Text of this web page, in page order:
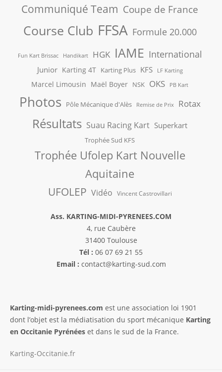
Communiqué Team Coupe de France
Course Club FFSA Formule 20.000
Fun Kart Brissac Handikart HGK IAME International
Junior Karting 4T Karting Plus KFS LF Karting
Marcel Limousin Maël Boyer NSK OKS PB Kart
Photos Pôle Mécanique d'Alès Remise de Prix Rotax
Résultats Suau Racing Kart Superkart
Trophée Sud KFS
Trophée Ufolep Kart Nouvelle
Aquitaine
UFOLEP Vidéo Vincent Castrovillari
Ass. KARTING-MIDI-PYRENEES.COM
4, rue Caubère
31400 Toulouse
Tél : 06 07 69 21 55
Email : contact@karting-sud.com
Karting-midi-pyrenees.com est une association loi 1901
dont l’objet est la médiatisation du sport mécanique Karting
en Occitanie Pyrénées et dans le sud de la France.
Karting-Occitanie.fr